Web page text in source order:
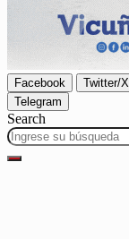
Facebook Twitter/X
Telegram
Search